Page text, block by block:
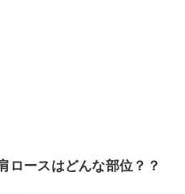
ロースはどんな部位？？